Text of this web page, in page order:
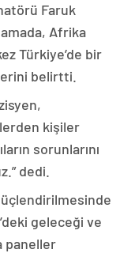
Faruk
Afrika
Türkiye’de bir
belirtti.
kişiler
sorunlarını
dedi.
geleceği ve
paneller